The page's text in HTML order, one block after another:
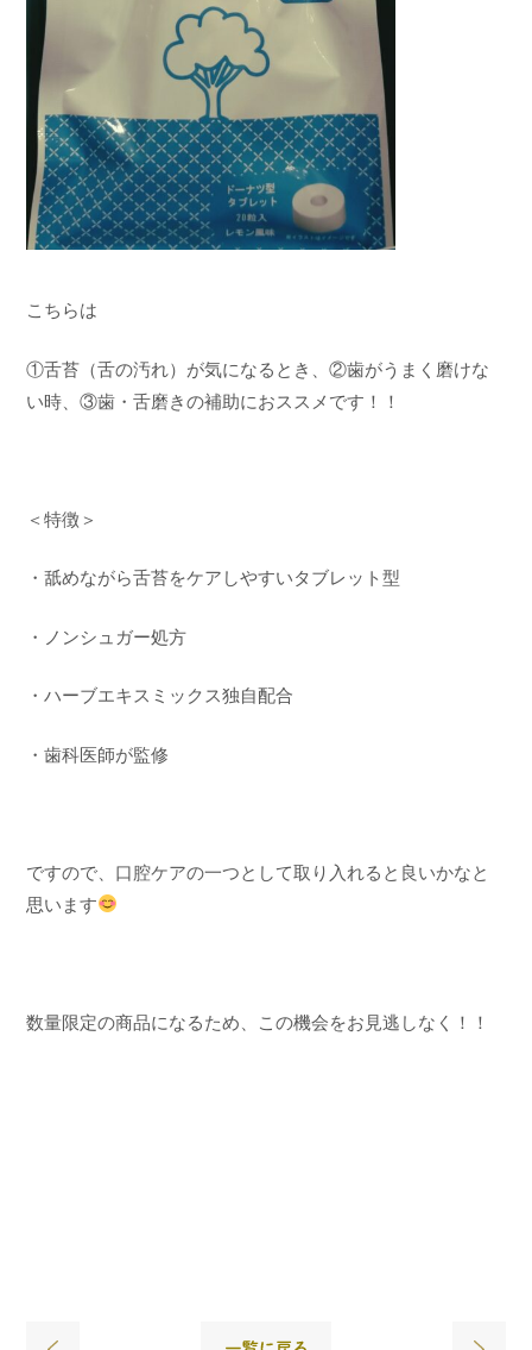
こちらは
①舌苔（舌の汚れ）が気になるとき、②歯がうまく磨けな
い時、③歯・舌磨きの補助におススメです！！
＜特徴＞
・舐めながら舌苔をケアしやすいタブレット型
・ノンシュガー処方
・ハーブエキスミックス独自配合
・歯科医師が監修
ですので、口腔ケアの一つとして取り入れると良いかなと
思います
数量限定の商品になるため、この機会をお見逃しなく！！